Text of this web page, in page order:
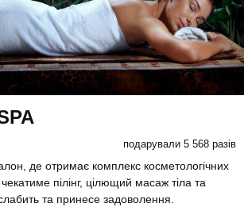
подарували 5 568 разів
де отримає комплекс косметологічних
пілінг, цілющий масаж тіла та
та принесе задоволення.